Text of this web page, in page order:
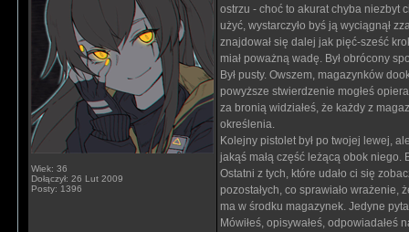
Wiek: 36
Dołączył: 26 Lut 2009
Posty: 1396
ostrzu - choć to akurat chyba niezbyt
użyć, wystarczyło byś ją wyciągnął
znajdował się dalej jak pięć-sześć
miał poważną wadę. Był obrócony
Był pusty. Owszem, magazynków
powyższe stwierdzenie mogłeś
za bronią widziałeś, że każdy z
określenia.
Kolejny pistolet był po twojej lewej,
jakąś małą część leżącą obok niego.
Ostatni z tych, które udało ci się
pozostałych, co sprawiało wrażenie,
ma w środku magazynek. Jedyne
Mówiłeś, opisywałeś,